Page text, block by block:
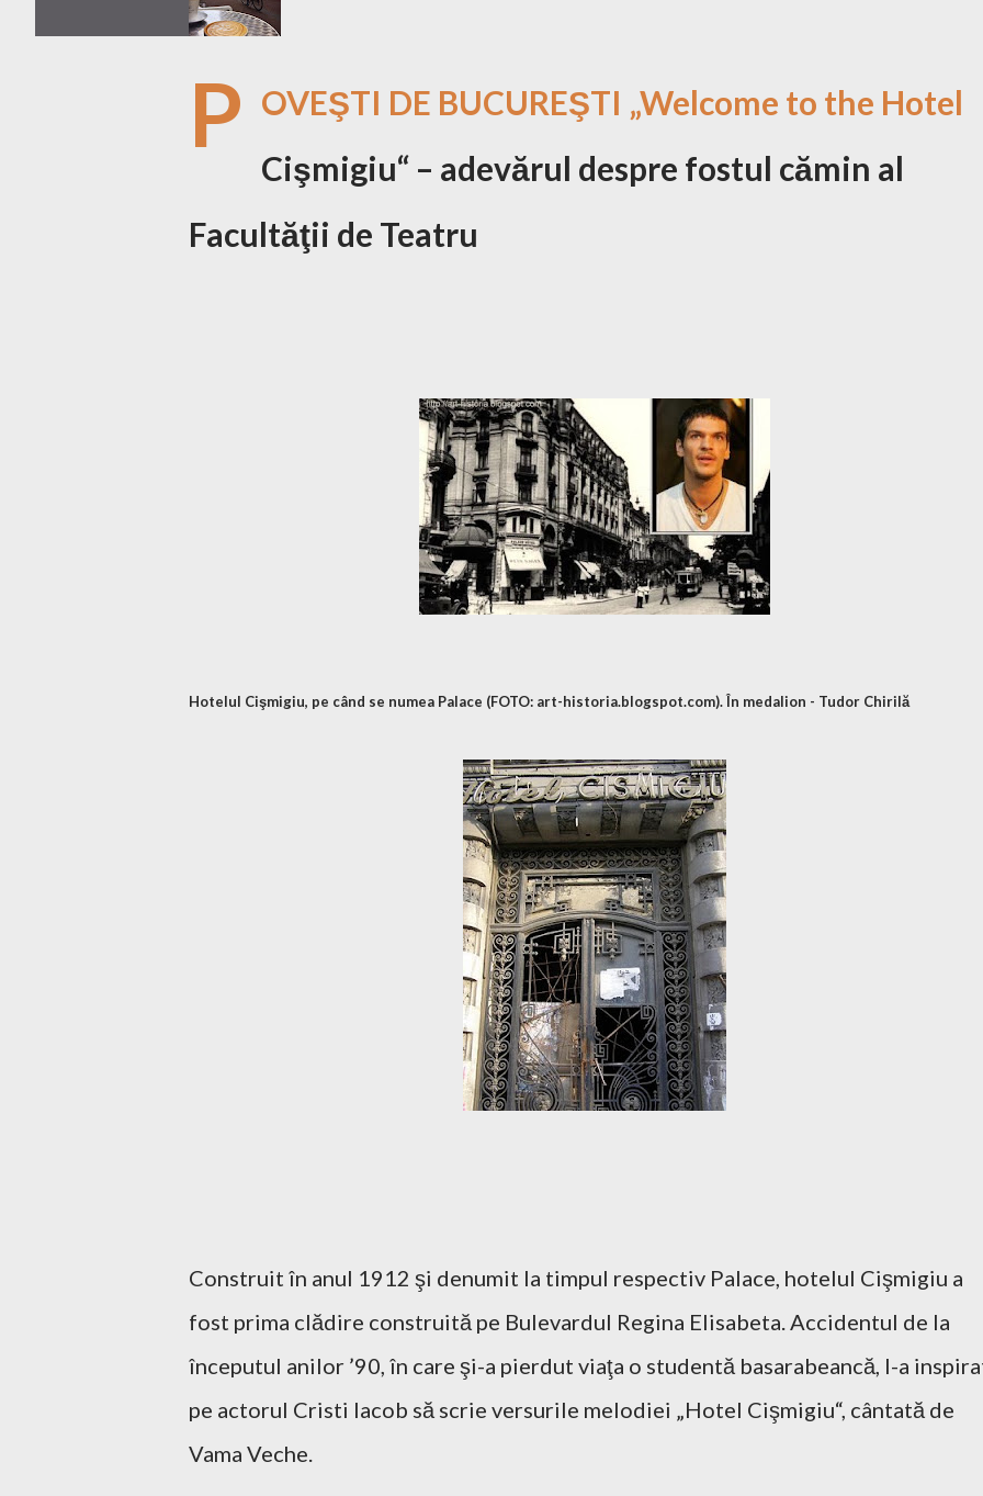
P OVEŞTI DE BUCUREŞTI „Welcome to the Hotel
Cişmigiu“ – adevărul despre fostul cămin al
Facultăţii de Teatru
Hotelul Cişmigiu, pe când se numea Palace (FOTO: art-historia.blogspot.com). În medalion - Tudor Chirilă
Construit în anul 1912 şi denumit la timpul respectiv Palace, hotelul Cişmigiu a
fost prima clădire construită pe Bulevardul Regina Elisabeta. Accidentul de la
începutul anilor ’90, în care şi-a pierdut viaţa o studentă basarabeancă, l-a
pe actorul Cristi Iacob să scrie versurile melodiei „Hotel Cişmigiu“, cântată de
Vama Veche.